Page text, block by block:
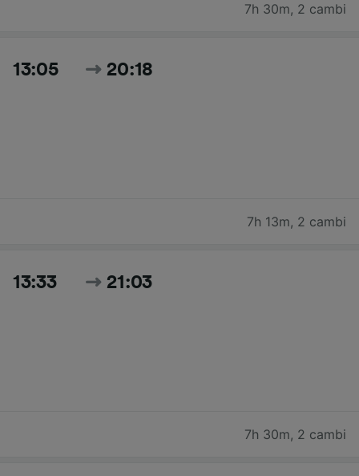
7h 30m, 2 cambi
13:05 20:18
7h 13m, 2 cambi
13:33 21:03
7h 30m, 2 cambi